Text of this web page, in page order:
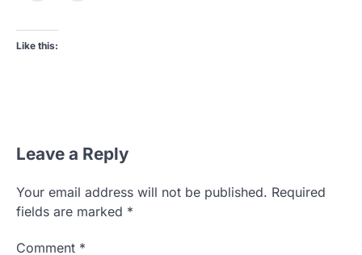
Like this:
Leave a Reply
Your email address will not be published. Required
fields are marked *
Comment *